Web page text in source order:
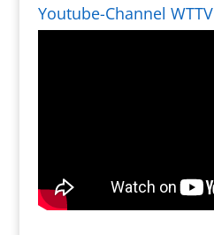
Youtube-Channel WTTV